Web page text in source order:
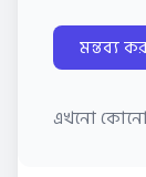
এখনো কোনো